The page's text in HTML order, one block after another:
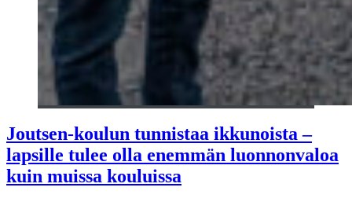
Joutsen-koulun tunnistaa ikkunoista –
lapsille tulee olla enemmän luonnonvaloa
kuin muissa kouluissa